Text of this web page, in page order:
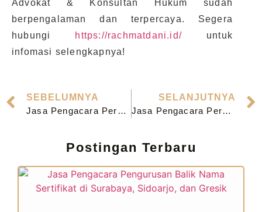
Advokat & Konsultan Hukum sudah
berpengalaman dan terpercaya. Segera
hubungi https://rachmatdani.id/ untuk
infomasi selengkapnya!
SEBELUMNYA
Jasa Pengacara Perceraian Berkualitas di Jombang
SELANJUTNYA
Jasa Pengacara Perceraian Berkualitas di Lamongan
Postingan Terbaru